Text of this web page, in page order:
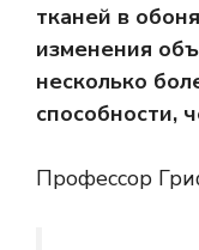
тканей в
изменения
несколько
способности,
Профессор